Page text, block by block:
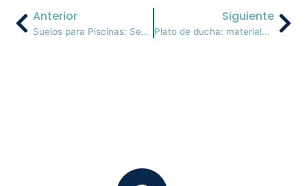
Anterior
Suelos para Piscinas: Seguridad y Diseño
Siguiente
Plato de ducha: materiales, medidas y precios para elegir el ideal